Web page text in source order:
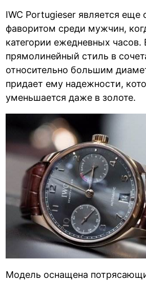
IWC Portugieser является еще
фаворитом среди мужчин,
категории ежедневных часов.
прямолинейный стиль в
относительно большим
придает ему надежности,
уменьшается даже в золоте.
Модель оснащена